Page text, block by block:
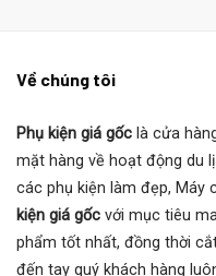
Về chúng tôi
Phụ kiện giá gốc là cửa
mặt hàng về hoạt động du
các phụ kiện làm đẹp, Máy
kiện giá gốc với mục tiêu
phẩm tốt nhất, đồng thời
đến tay quý khách hàng